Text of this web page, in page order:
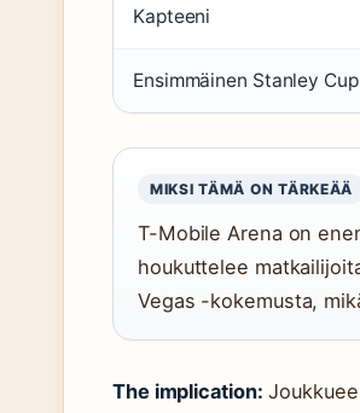
Kapteeni
Ensimmäinen Stanley
MIKSI TÄMÄ ON TÄRKEÄÄ
T-Mobile Arena on
houkuttelee
Vegas -kokemusta,
The implication: